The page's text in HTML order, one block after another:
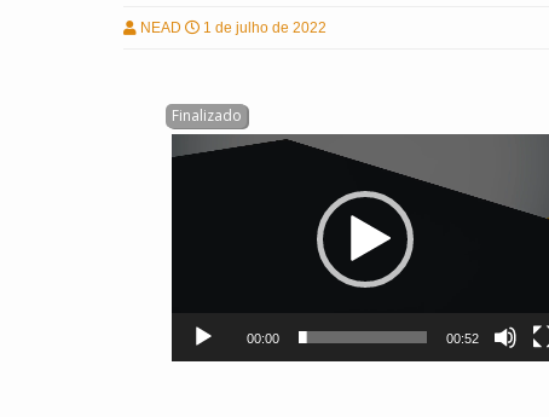
NEAD 1 de julho de 2022
Tocador
00:00 00:52